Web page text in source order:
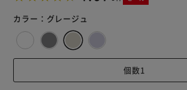
カラー： グレージュ